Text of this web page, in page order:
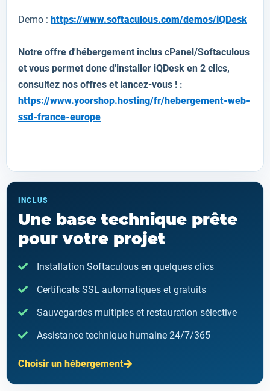
Demo : https://www.softaculous.com/demos/iQDesk
Notre offre d'hébergement inclus cPanel/Softaculous
et vous permet donc d'installer iQDesk en 2 clics,
consultez nos offres et lancez-vous ! :
https://www.yoorshop.hosting/fr/hebergement-web-
ssd-france-europe
INCLUS
Une base technique prête
pour votre projet
Installation Softaculous en quelques clics
Certificats SSL automatiques et gratuits
Sauvegardes multiples et restauration sélective
Assistance technique humaine 24/7/365
Choisir un hébergement